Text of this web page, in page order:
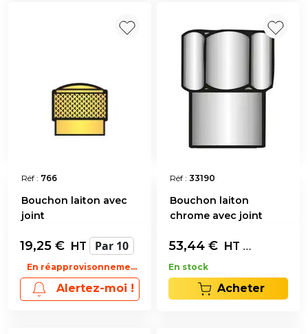
Réf : 766
Bouchon laiton avec
joint
19,25 € HT Par 10
En réapprovisonnement
Alertez-moi !
Réf : 33190
Bouchon laiton
chrome avec joint
53,44 € HT Les 100
En stock
Acheter